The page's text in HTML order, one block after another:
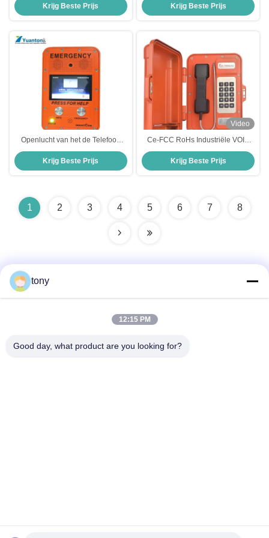
Wijzerplaat Industriële VoIP Ruwe
Slokjetelefoon met
Krijg Beste Prijs
Ethernet voor Mijnbouw
Krijg Beste Prijs
Openlucht van het de Telefoon
Gevaarlijke Gebied van
Noodsituatie Industriële VoIP de
Snelkeuzetelefoon
Krijg Beste Prijs
Video
Ce-FCC RoHs Industriële VOIP
Telefoon Openlucht Waterdichte
Telefoon
Krijg Beste Prijs
1 2 3 4 5 6 7 8
Zhihui Innovation Center, gebouw A, zaal 607, Shenzhen -
tony
12:15 PM
Good day, what product are you looking for?